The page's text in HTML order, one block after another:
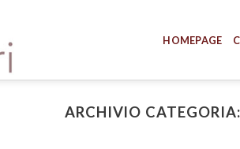
HOMEPAGE
ARCHIVIO CATEGORIA: